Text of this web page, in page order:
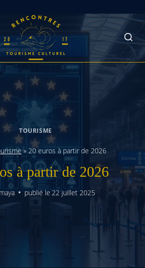
TOURISME
» 20 euros à partir de 2026
à partir de 2026
publié le22 juillet 2025